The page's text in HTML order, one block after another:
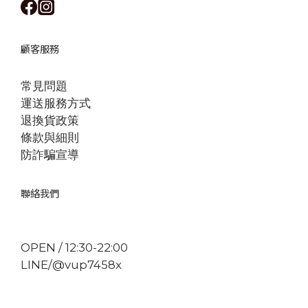
顧客服務
常見問題
運送服務方式
退換貨政策
條款與細則
防詐騙宣導
聯絡我們
OPEN / 12:30-22:00
LINE/@vup7458x